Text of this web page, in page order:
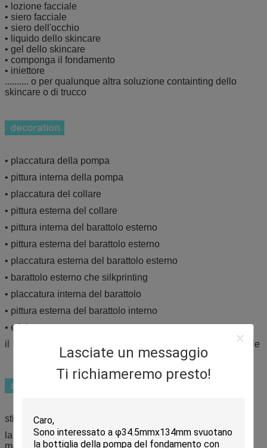
Lasciate un messaggio
Ti richiameremo presto!
• lozione facciale
• siero facciale
• siero dell'occhio
• liquido dello skincare
• gel dello skincare
• componga il fondamento
• iniettore
.......... o per qualunque altra soluzione containting dello
skincare o di trucco
• placcatura della pompa
• pittura interna della pompa
• placcatura del collare
• pittura esterna del collare
• pittura interna del barattolo esterno
• pittura esterna del barattolo esterno
• placcatura esterna del barattolo esterno
• barattolo esterno che silkprinting
• placcatura interna del barattolo
• pittura esterna del barattolo interno
• etichettatura
il → qualsiasi parte tutto il colore per l'iniezione è disponibile
stile esile operato della pompa del collo del ►
la struttura senz'aria del ► terrà una durata di prodotto in
magazzino più lunga e non si assicurerà sinistra liquida